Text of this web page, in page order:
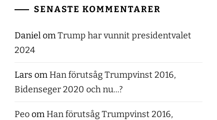
SENASTE KOMMENTARER
DanielomTrump har vunnit presidentvalet
2024
Lars om Han förutsåg Trumpvinst 2016,
Bidenseger 2020 och nu…?
Peoom Han förutsåg Trumpvinst 2016,